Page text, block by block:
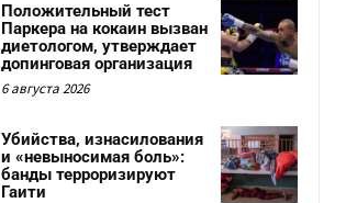
Положительный тест
Паркера на кокаин вызван
диетологом, утверждает
допинговая организация
6 августа 2026
Убийства, изнасилования
и «невыносимая боль»:
банды терроризируют
Гаити